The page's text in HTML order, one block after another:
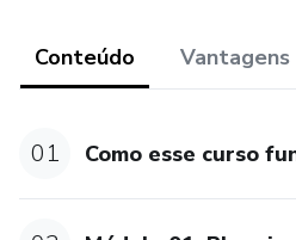
- Produção Protegida e Gestão
- Técnica dos 5 Porquês
Conteúdo Vantagens
01 Como esse curso